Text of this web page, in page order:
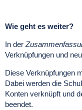
Wie geht es weiter?
In der
Verknüpfungen und
Diese Verknüpfungen
Dabei werden die
Konten verknüpft und
beendet.